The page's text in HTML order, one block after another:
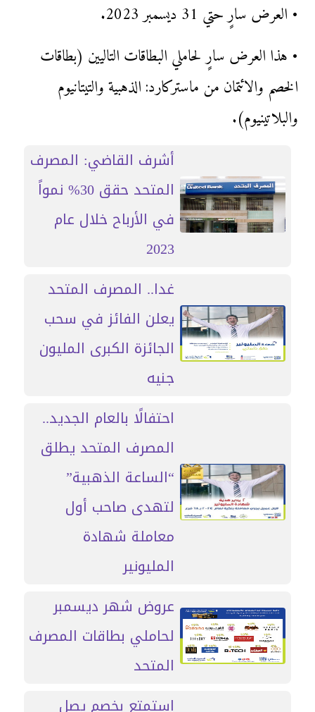
• العرض سارٍ حتي 31 ديسمبر 2023.
• هذا العرض سارٍ لحاملي البطاقات التاليين (بطاقات
الخصم والائتمان من ماستركارد: الذهبية والتيتانيوم
والبلاتينيوم).
أشرف القاضي: المصرف
المتحد حقق 30% نمواً
في الأرباح خلال عام
2023
غدا.. المصرف المتحد
يعلن الفائز في سحب
الجائزة الكبرى المليون
جنيه
احتفالًا بالعام الجديد..
المصرف المتحد يطلق
“الساعة الذهبية”
لتهدى صاحب أول
معاملة شهادة
المليونير
عروض شهر ديسمبر
لحاملي بطاقات المصرف
المتحد
استمتع بخصم يصل